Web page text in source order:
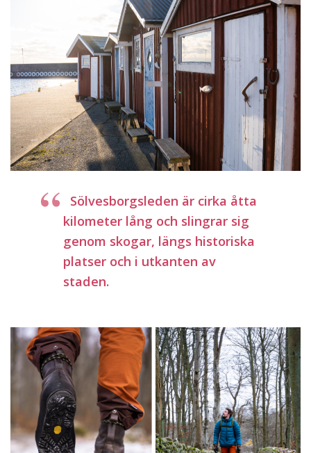
Sölvesborgsleden är cirka åtta
kilometer lång och slingrar sig
genom skogar, längs historiska
platser och i utkanten av
staden.